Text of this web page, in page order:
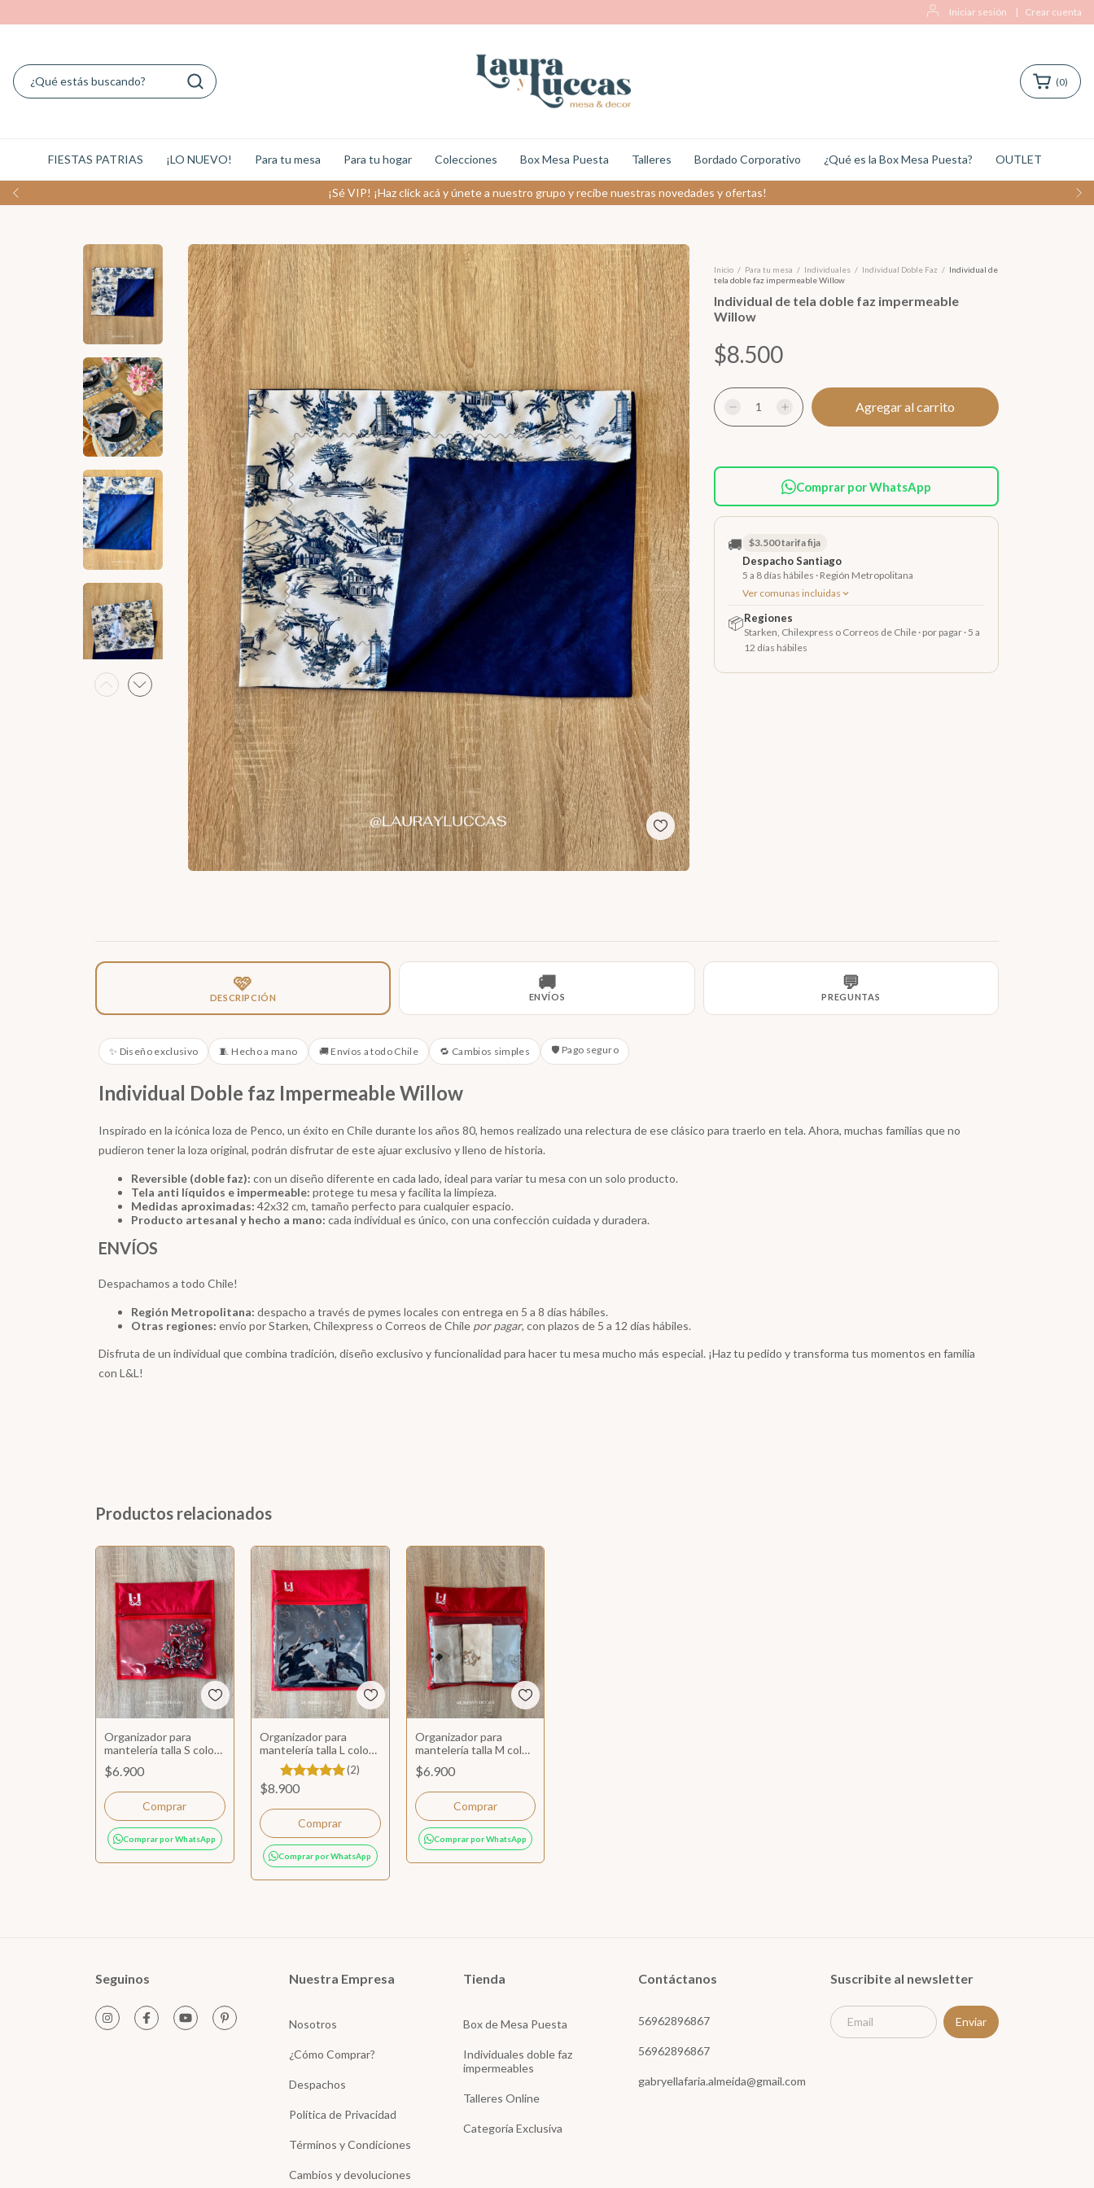
Iniciar sesión | Crear cuenta
¡Sé VIP! ¡Haz click acá y únete a nuestro grupo y recibe nuestras novedades y ofertas!
(0)
FIESTAS PATRIAS ¡LO NUEVO! Para tu mesa Para tu hogar Colecciones Box Mesa Puesta Talleres Bordado Corporativo ¿Qué es la Box Mesa Puesta? OUTLET
Inicio / Para tu mesa / Individuales / Individual Doble Faz / Individual de
tela doble faz impermeable Willow
Individual de tela doble faz impermeable
Willow
$8.500
Comprar por WhatsApp
🚚 $3.500 tarifa fija
Despacho Santiago
5 a 8 días hábiles · Región Metropolitana
Ver comunas incluidas
📦Regiones
Starken, Chilexpress o Correos de Chile · por pagar · 5 a
12 días hábiles
🩷
DESCRIPCIÓN
🚚
ENVÍOS
💬
PREGUNTAS
✨ Diseño exclusivo 🧵 Hecho a mano 🚚 Envíos a todo Chile 🔁 Cambios simples 🛡️ Pago seguro
Individual Doble faz Impermeable Willow
Inspirado en la icónica loza de Penco, un éxito en Chile durante los años 80, hemos realizado una relectura de ese clásico para traerlo en tela. Ahora, muchas familias que no
pudieron tener la loza original, podrán disfrutar de este ajuar exclusivo y lleno de historia.
Reversible (doble faz): con un diseño diferente en cada lado, ideal para variar tu mesa con un solo producto.
Tela anti líquidos e impermeable: protege tu mesa y facilita la limpieza.
Medidas aproximadas: 42x32 cm, tamaño perfecto para cualquier espacio.
Producto artesanal y hecho a mano: cada individual es único, con una confección cuidada y duradera.
ENVÍOS
Despachamos a todo Chile!
Región Metropolitana: despacho a través de pymes locales con entrega en 5 a 8 días hábiles.
Otras regiones: envío por Starken, Chilexpress o Correos de Chile por pagar, con plazos de 5 a 12 días hábiles.
Disfruta de un individual que combina tradición, diseño exclusivo y funcionalidad para hacer tu mesa mucho más especial. ¡Haz tu pedido y transforma tus momentos en familia
con L&L!
Productos relacionados
Organizador para
mantelería talla S color
rojo
$6.900
Comprar por WhatsApp
Organizador para
mantelería talla L color
(2)
$8.900
Comprar por WhatsApp
Organizador para
mantelería talla M color
rojo
$6.900
Comprar por WhatsApp
Seguinos Nuestra Empresa
Nosotros
¿Cómo Comprar?
Despachos
Política de Privacidad
Términos y Condiciones
Cambios y devoluciones
Tienda
Box de Mesa Puesta
Individuales doble faz
impermeables
Talleres Online
Categoría Exclusiva
Contáctanos
56962896867
56962896867
gabryellafaria.almeida@gmail.com
Suscribite al newsletter